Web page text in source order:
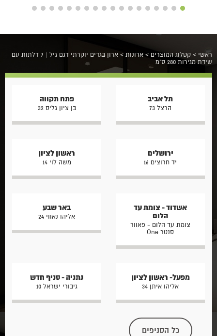
ראשי > קטלוג המוצרים > ארונות >
ארון בגדים יוקרתי דגם גיל | 7 דלתות עם
שידת מגירות 280 ס"מ
תל אביב
הרצל 73
פתח תקווה
בן ציון גליס 32
ירושלים
יד חרוצים 16
ראשון לציון
משה לוי 14
אשדוד - צומת עד
הלום
צומת עד הלום - פאוור
סנטר One
באר שבע
אליהו נאווי 24
מפעל- ראשון לציון
אליהו איתן 34
נתניה - סניף חדש
גיבורי ישראל 10
כל הסניפים